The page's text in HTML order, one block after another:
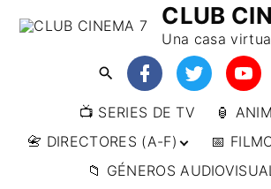
CLUB
Una casa
📺 SERIES DE TV
🏮
📇 DIRECTORES (A-F)
📇 DIRECTORES (F-L)
📅
📁 GÉNEROS